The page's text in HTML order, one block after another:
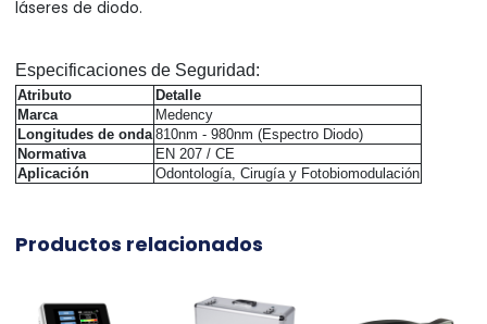
láseres de diodo.
Especificaciones de Seguridad:
Atributo
Detalle
Marca
Medency
Longitudes de onda 810nm - 980nm (Espectro Diodo)
Normativa
EN 207 / CE
Aplicación
Odontología, Cirugía y Fotobiomodulación
Productos relacionados